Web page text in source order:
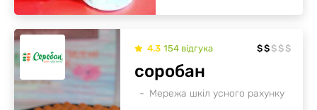
4.3 154 відгукa $$ $ $ $
Мережа шкіл усного рахунку
соробан